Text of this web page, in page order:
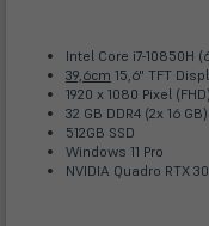
Intel Core i7-10850H
39,6cm 15,6" TFT
1920 x 1080 Pixel (FHD)
32 GB DDR4 (2x 16 GB)
512GB SSD
Windows 11 Pro
NVIDIA Quadro RTX